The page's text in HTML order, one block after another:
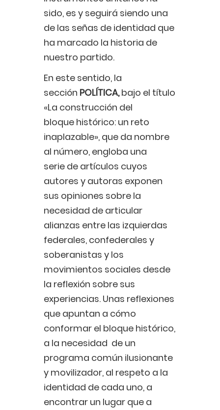
sido, es y seguirá siendo una
de las señas de identidad que
ha marcado la historia de
nuestro partido.
En este sentido, la
sección POLÍTICA,bajo el título
«La construcción del
bloque histórico: un reto
inaplazable», que da nombre
al número, engloba una
serie de artículos cuyos
autores y autoras exponen
sus opiniones sobre la
necesidad de articular
alianzas entre las izquierdas
federales, confederales y
soberanistas y los
movimientos sociales desde
la reflexión sobre sus
experiencias. Unas reflexiones
que apuntan a cómo
conformar el bloque histórico,
a la necesidad de un
programa común ilusionante
y movilizador, al respeto a la
identidad de cada uno, a
encontrar un lugar que a